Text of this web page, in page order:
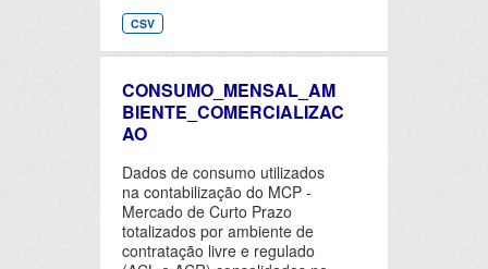
CSV
CONSUMO_MENSAL_AM
BIENTE_COMERCIALIZAC
AO
Dados de consumo utilizados
na contabilização do MCP -
Mercado de Curto Prazo
totalizados por ambiente de
contratação livre e regulado